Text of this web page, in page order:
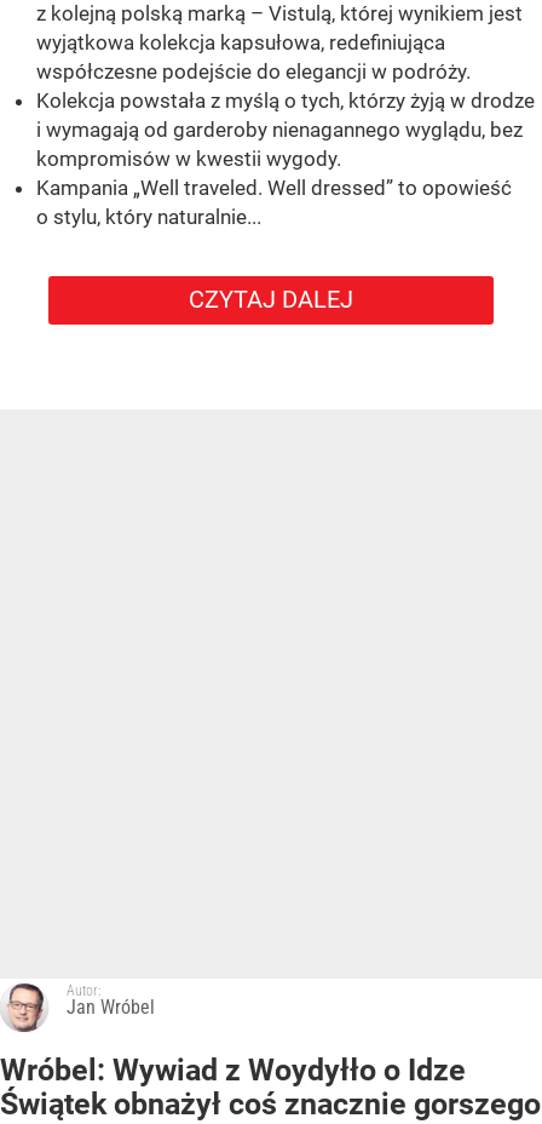
z kolejną polską marką – Vistulą, której wynikiem jest
wyjątkowa kolekcja kapsułowa, redefiniująca
współczesne podejście do elegancji w podróży.
Kolekcja powstała z myślą o tych, którzy żyją w drodze
i wymagają od garderoby nienagannego wyglądu, bez
kompromisów w kwestii wygody.
Kampania „Well traveled. Well dressed” to opowieść
o stylu, który naturalnie...
CZYTAJ DALEJ
Autor:
Jan Wróbel
Wróbel: Wywiad z Woydyłło o Idze
Świątek obnażył coś znacznie gorszego